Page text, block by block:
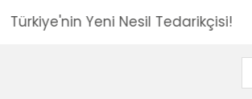
Türkiye'nin Yeni Nesil Tedarikçisi!